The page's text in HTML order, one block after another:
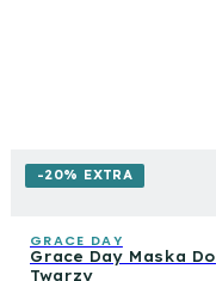
-20% EXTRA
GRACE DAY
Grace Day Maska Do
Twarzy